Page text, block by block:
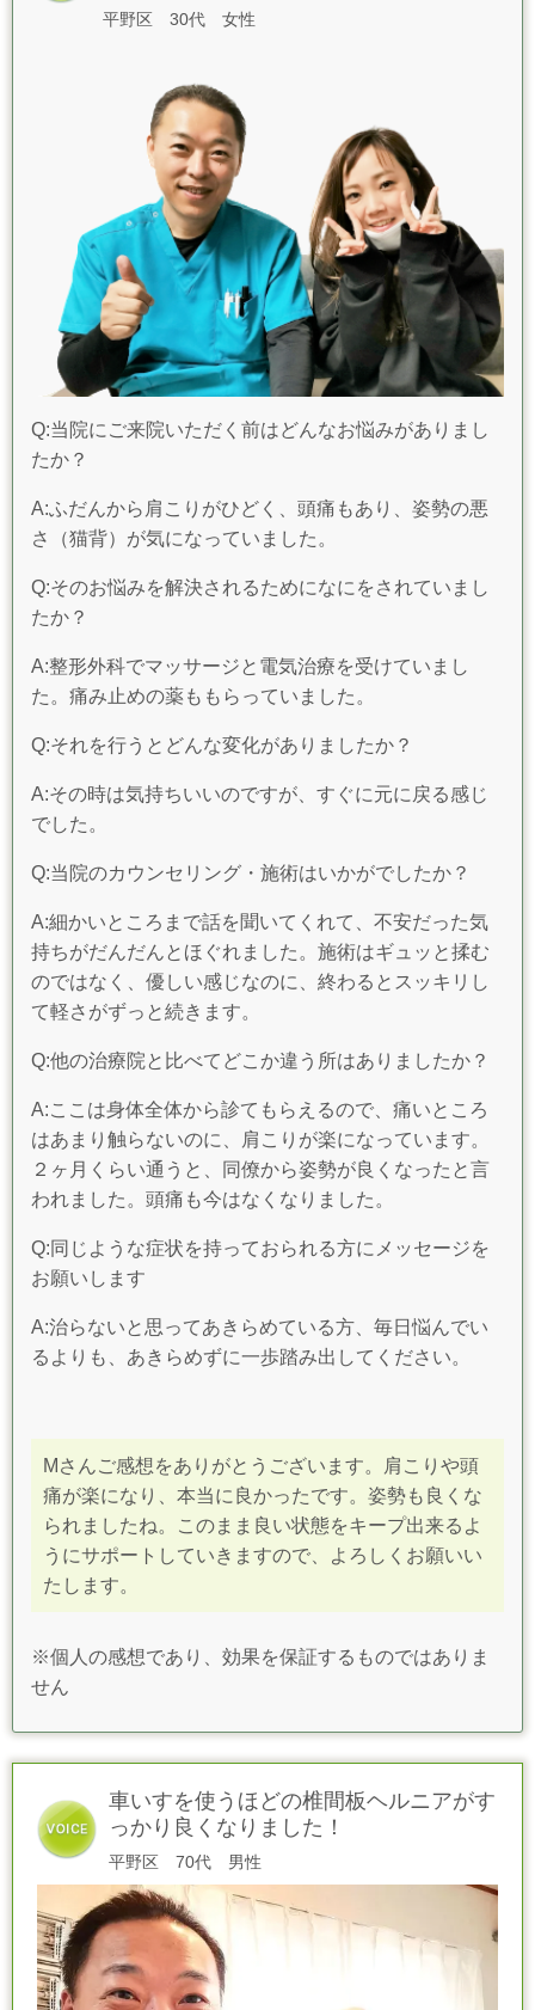
平野区 30代 女性
Q:当院にご来院いただく前はどんなお悩みがありまし
たか？
A:ふだんから肩こりがひどく、頭痛もあり、姿勢の悪
さ（猫背）が気になっていました。
Q:そのお悩みを解決されるためになにをされていまし
たか？
A:整形外科でマッサージと電気治療を受けていまし
た。痛み止めの薬ももらっていました。
Q:それを行うとどんな変化がありましたか？
A:その時は気持ちいいのですが、すぐに元に戻る感じ
でした。
Q:当院のカウンセリング・施術はいかがでしたか？
A:細かいところまで話を聞いてくれて、不安だった気
持ちがだんだんとほぐれました。施術はギュッと揉む
のではなく、優しい感じなのに、終わるとスッキリし
て軽さがずっと続きます。
Q:他の治療院と比べてどこか違う所はありましたか？
A:ここは身体全体から診てもらえるので、痛いところ
はあまり触らないのに、肩こりが楽になっています。
２ヶ月くらい通うと、同僚から姿勢が良くなったと言
われました。頭痛も今はなくなりました。
Q:同じような症状を持っておられる方にメッセージを
お願いします
A:治らないと思ってあきらめている方、毎日悩んでい
るよりも、あきらめずに一歩踏み出してください。
Mさんご感想をありがとうございます。肩こりや頭
痛が楽になり、本当に良かったです。 姿勢も良くな
られましたね。このまま良い状態をキープ出来るよ
うにサポートしていきますので、よろしくお願いい
たします。
※個人の感想であり、効果を保証するものではありま
せん
車いすを使うほどの椎間板ヘルニアがす
っかり良くなりました！
平野区 70代 男性